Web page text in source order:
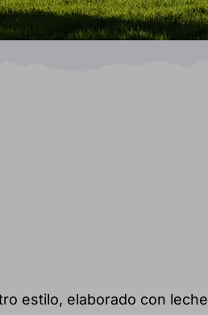
estilo, elaborado con leche